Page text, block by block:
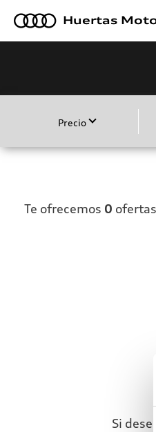
a Huertas
Precio
Te ofrecemos 0
Si